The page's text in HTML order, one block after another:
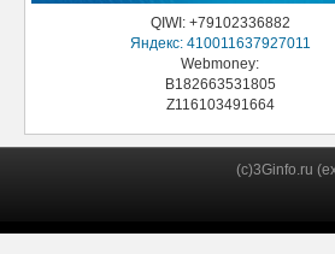
QIWI: +79102336882
Яндекс: 410011637927011
Webmoney:
B182663531805
Z116103491664
(c)3Ginfo.ru